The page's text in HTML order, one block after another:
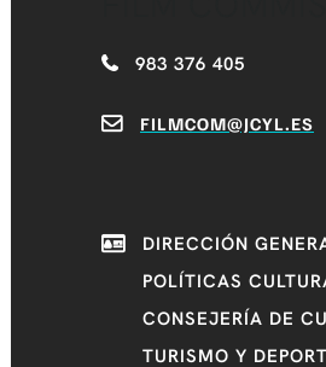
983 376 405
FILMCOM@JCYL.ES
DIRECCIÓN
POLÍTICAS
CONSEJERÍA DE
TURISMO Y